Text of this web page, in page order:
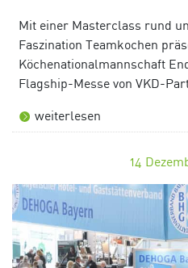
Mit einer Masterclass rund
Faszination Teamkochen
Köchenationalmannschaft
Flagship-Messe von VKD-
weiterlesen
14